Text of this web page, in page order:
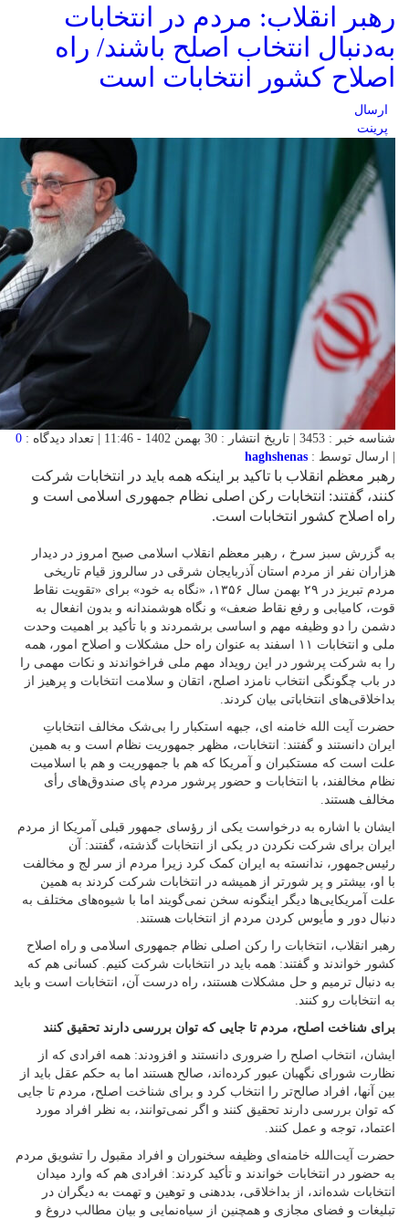
رهبر انقلاب: مردم در انتخابات
به‌دنبال انتخاب اصلح باشند/ راه
اصلاح کشور انتخابات است
ارسال
پرینت
شناسه خبر : 3453 | تاریخ انتشار : 30 بهمن 1402 - 11:46 | تعداد دیدگاه :
0
| ارسال توسط : haghshenas
رهبر معظم انقلاب با تاکید بر اینکه همه باید در انتخابات شرکت
کنند، گفتند: انتخابات رکن اصلی نظام جمهوری اسلامی است و
راه اصلاح کشور انتخابات است.
به گزرش سبز سرخ ، رهبر معظم انقلاب اسلامی صبح امروز در دیدار
هزاران نفر از مردم استان آذربایجان شرقی در سالروز قیام تاریخی
مردم تبریز در ۲۹ بهمن سال ۱۳۵۶، «نگاه به خود» برای «تقویت نقاط
قوت، کامیابی و رفع نقاط ضعف» و نگاه هوشمندانه و بدون انفعال به
دشمن را دو وظیفه مهم و اساسی برشمردند و با تأکید بر اهمیت وحدت
ملی و انتخابات ۱۱ اسفند به عنوان راه‌ حل مشکلات و اصلاح امور، همه
را به شرکت پرشور در این رویداد مهم ملی فراخواندند و نکات مهمی را
در باب چگونگی انتخاب نامزد اصلح، اتقان و سلامت انتخابات و پرهیز از
بداخلاقی‌های انتخاباتی بیان کردند.
حضرت آیت الله خامنه ای، جبهه استکبار را بی‌شک مخالف انتخاباتِ
ایران دانستند و گفتند: انتخابات، مظهر جمهوریت نظام است و به همین
علت است که مستکبران و آمریکا که هم با جمهوریت و هم با اسلامیت
نظام مخالفند، با انتخابات و حضور پرشور مردم پای صندوق‌های رأی
مخالف هستند.
ایشان با اشاره به درخواست یکی از رؤسای جمهور قبلی آمریکا از مردم
ایران برای شرکت نکردن در یکی از انتخابات گذشته، گفتند: آن
رئیس‌جمهور، ندانسته به ایران کمک کرد زیرا مردم از سر لج و مخالفت
با او، بیشتر و پر شورتر از همیشه در انتخابات شرکت کردند به همین
علت آمریکایی‌ها دیگر اینگونه سخن نمی‌گویند اما با شیوه‌های مختلف به
دنبال دور و مأیوس کردن مردم از انتخابات هستند.
رهبر انقلاب، انتخابات را رکن اصلی نظام جمهوری اسلامی و راه اصلاح
کشور خواندند و گفتند: همه باید در انتخابات شرکت کنیم. کسانی هم که
به دنبال ترمیم و حل مشکلات هستند، راه درست آن، انتخابات است و باید
به انتخابات رو کنند.
برای شناخت اصلح، مردم تا جایی که توان بررسی دارند تحقیق کنند
ایشان، انتخاب اصلح را ضروری دانستند و افزودند: همه افرادی که از
نظارت شورای نگهبان عبور کرده‌اند، صالح هستند اما به حکم عقل باید از
بین آنها، افراد صالح‌تر را انتخاب کرد و برای شناخت اصلح، مردم تا جایی
که توان بررسی دارند تحقیق کنند و اگر نمی‌توانند، به نظر افراد مورد
اعتماد، توجه و عمل کنند.
حضرت آیت‌الله خامنه‌ای وظیفه سخنوران و افراد مقبول را تشویق مردم
به حضور در انتخابات خواندند و تأکید کردند: افرادی هم که وارد میدان
انتخابات شده‌اند، از بداخلاقی، بددهنی و توهین و تهمت به دیگران در
تبلیغات و فضای مجازی و همچنین از سیاه‌نمایی و بیان مطالب دروغ و